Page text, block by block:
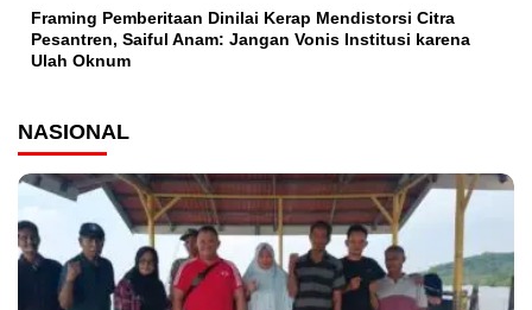
Framing Pemberitaan Dinilai Kerap Mendistorsi Citra
Pesantren, Saiful Anam: Jangan Vonis Institusi karena
Ulah Oknum
NASIONAL